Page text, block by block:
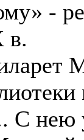
-
в.
С нею